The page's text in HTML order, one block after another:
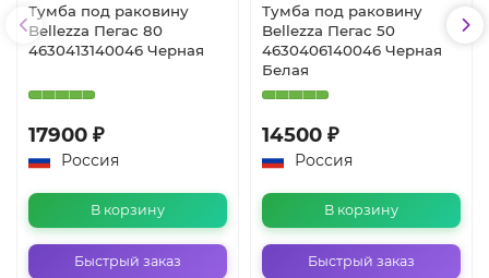
Тумба под раковину
Bellezza Пегас 80
4630413140046 Черная
17900 ₽
Россия
В корзину
Быстрый заказ
Тумба под раковину
Bellezza Пегас 50
4630406140046 Черная
Белая
14500 ₽
Россия
В корзину
Быстрый заказ